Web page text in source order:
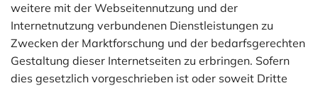
weitere mit der Webseitennutzung und der
Internetnutzung verbundenen Dienstleistungen zu
Zwecken der Marktforschung und der bedarfsgerechten
Gestaltung dieser Internetseiten zu erbringen. Sofern
dies gesetzlich vorgeschrieben ist oder soweit Dritte